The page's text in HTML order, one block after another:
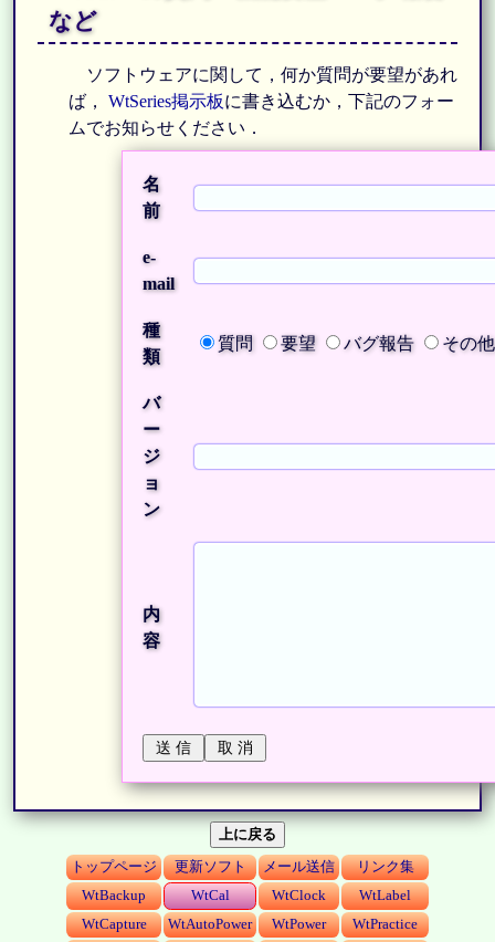
など
ソフトウェアに関して，何か質問が要望があれ
ば， WtSeries掲示板に書き込むか，下記のフォー
ムでお知らせください．
名
前
e-
mail
種
類
質問 要望 バグ報告 その他
バ
ー
ジ
ョ
ン
内
容
上に戻る
トップページ 更新ソフト メール送信
リンク集
WtBackup
WtCal WtClock
WtLabel
WtCapture
WtAutoPower WtPower
WtPractice